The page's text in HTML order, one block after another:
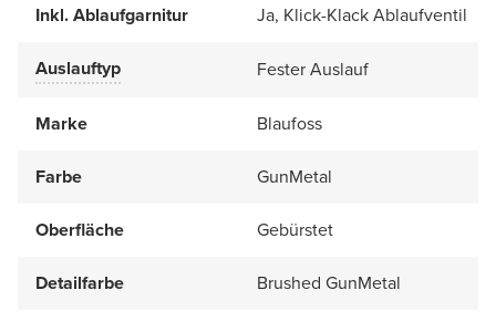
Inkl. Ablaufgarnitur
Ja, Klick-Klack Ablaufventil
Auslauftyp Fester Auslauf
Marke Blaufoss
Farbe GunMetal
Oberfläche Gebürstet
Detailfarbe Brushed GunMetal